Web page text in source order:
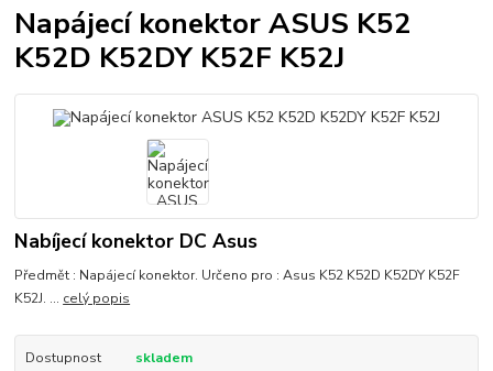
Napájecí konektor ASUS K52
K52D K52DY K52F K52J
Nabíjecí konektor DC Asus
Předmět : Napájecí konektor. Určeno pro : Asus K52 K52D K52DY K52F
K52J. ... celý popis
Dostupnost skladem